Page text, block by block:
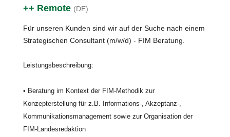
++ Remote (DE)
Für unseren Kunden sind wir auf der Suche nach einem
Strategischen Consultant (m/w/d) - FIM Beratung.
Leistungsbeschreibung:
• Beratung im Kontext der FIM-Methodik zur
Konzepterstellung für z.B. Informations-, Akzeptanz-,
Kommunikationsmanagement sowie zur Organisation der
FIM-Landesredaktion